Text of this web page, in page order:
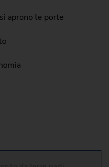
aprono le porte